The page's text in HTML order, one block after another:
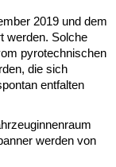
2019 und dem
werden. Solche
pyrotechnischen
die sich
entfalten
werden von